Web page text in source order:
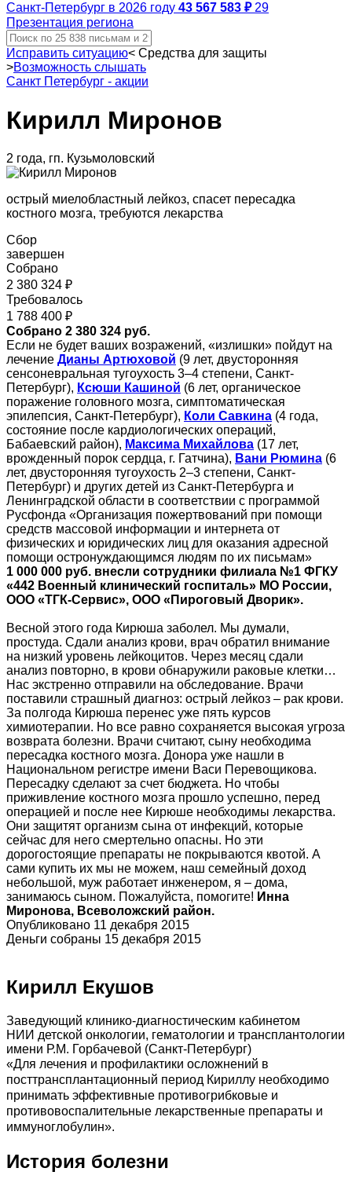
Санкт-Петербург в 2026 году 43 567 583 ₽ 29
Презентация региона
Исправить ситуацию< Средства для защиты
>Возможность слышать
Санкт Петербург - акции
Кирилл Миронов
2 года, гп. Кузьмоловский
острый миелобластный лейкоз, спасет пересадка
костного мозга, требуются лекарства
Сбор
завершен
Собрано
2 380 324 ₽
Требовалось
1 788 400 ₽
Собрано 2 380 324 руб.
Если не будет ваших возражений, «излишки» пойдут на
лечение Дианы Артюховой (9 лет, двусторонняя
сенсоневральная тугоухость 3–4 степени, Санкт-
Петербург), Ксюши Кашиной (6 лет, органическое
поражение головного мозга, симптоматическая
эпилепсия, Санкт-Петербург), Коли Савкина (4 года,
состояние после кардиологических операций,
Бабаевский район), Максима Михайлова (17 лет,
врожденный порок сердца, г. Гатчина), Вани Рюмина (6
лет, двусторонняя тугоухость 2–3 степени, Санкт-
Петербург) и других детей из Санкт-Петербурга и
Ленинградской области в соответствии с программой
Русфонда «Организация пожертвований при помощи
средств массовой информации и интернета от
физических и юридических лиц для оказания адресной
помощи остронуждающимся людям по их письмам»
1 000 000 руб. внесли сотрудники филиала №1 ФГКУ
«442 Военный клинический госпиталь» МО России,
ООО «ТГК-Сервис», ООО «Пироговый Дворик».
Весной этого года Кирюша заболел. Мы думали,
простуда. Сдали анализ крови, врач обратил внимание
на низкий уровень лейкоцитов. Через месяц сдали
анализ повторно, в крови обнаружили раковые клетки…
Нас экстренно отправили на обследование. Врачи
поставили страшный диагноз: острый лейкоз – рак крови.
За полгода Кирюша перенес уже пять курсов
химиотерапии. Но все равно сохраняется высокая угроза
возврата болезни. Врачи считают, сыну необходима
пересадка костного мозга. Донора уже нашли в
Национальном регистре имени Васи Перевощикова.
Пересадку сделают за счет бюджета. Но чтобы
приживление костного мозга прошло успешно, перед
операцией и после нее Кирюше необходимы лекарства.
Они защитят организм сына от инфекций, которые
сейчас для него смертельно опасны. Но эти
дорогостоящие препараты не покрываются квотой. А
сами купить их мы не можем, наш семейный доход
небольшой, муж работает инженером, я – дома,
занимаюсь сыном. Пожалуйста, помогите! Инна
Миронова, Всеволожский район.
Опубликовано 11 декабря 2015
Деньги собраны 15 декабря 2015
Кирилл Екушов
Заведующий клинико-диагностическим кабинетом
НИИ детской онкологии, гематологии и трансплантологии
имени Р.М. Горбачевой (Санкт-Петербург)
«Для лечения и профилактики осложнений в
посттрансплантационный период Кириллу необходимо
принимать эффективные противогрибковые и
противовоспалительные лекарственные препараты и
иммуноглобулин».
История болезни